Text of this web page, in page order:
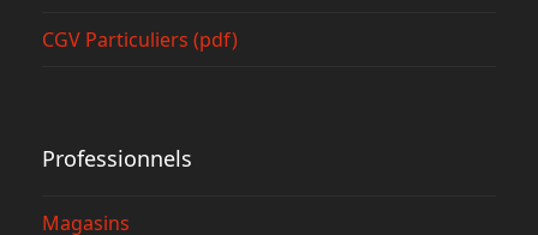
CGV Particuliers (pdf)
Professionnels
Magasins